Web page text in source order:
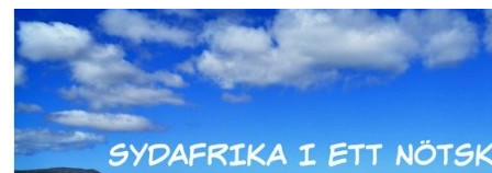
Skip
to
Main
Content